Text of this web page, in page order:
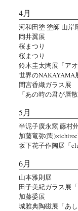
4月
河和田塗 塗師 山
岡井翼展
桜まつり
桜まつり
鈴木圭太陶展「アオ
世界のNAKAYAMA
間宮香織ガラス展
「あの時の君が唇
5月
半泥子廣永窯 藤
加藤竜弥(陶
坂下花子作陶展「
6月
山本雅則展
田子美紀ガラス展「
加藤委展
城雅典陶磁展「あ